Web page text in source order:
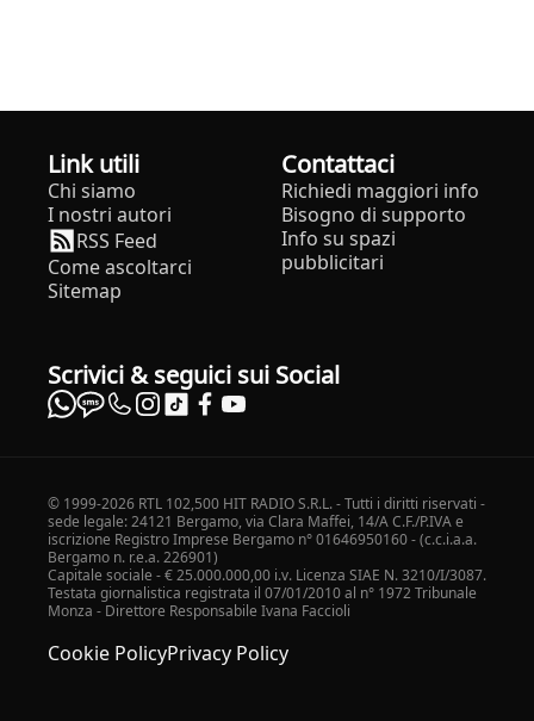
Link utili
Chi siamo
I nostri autori
RSS Feed
Come ascoltarci
Sitemap
Contattaci
Richiedi maggiori info
Bisogno di supporto
Info su spazi
pubblicitari
Scrivici & seguici sui Social
© 1999-2026 RTL 102,500 HIT RADIO S.R.L. - Tutti i diritti riservati -
sede legale: 24121 Bergamo, via Clara Maffei, 14/A C.F./P.IVA e
iscrizione Registro Imprese Bergamo n° 01646950160 - (c.c.i.a.a.
Bergamo n. r.e.a. 226901)
Capitale sociale - € 25.000.000,00 i.v. Licenza SIAE N. 3210/I/3087.
Testata giornalistica registrata il 07/01/2010 al n° 1972 Tribunale
Monza - Direttore Responsabile Ivana Faccioli
Cookie PolicyPrivacy Policy